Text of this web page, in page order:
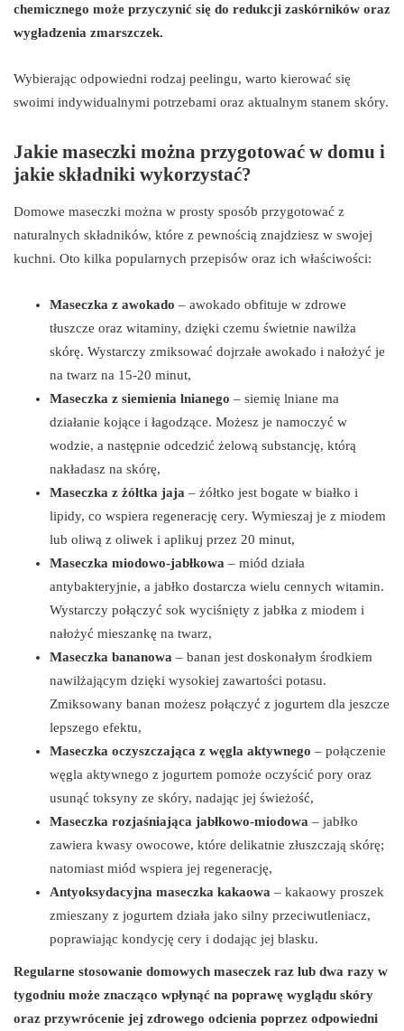
chemicznego może przyczynić się do redukcji zaskórników oraz
wygładzenia zmarszczek.
Wybierając odpowiedni rodzaj peelingu, warto kierować się
swoimi indywidualnymi potrzebami oraz aktualnym stanem skóry.
Jakie maseczki można przygotować w domu i
jakie składniki wykorzystać?
Domowe maseczki można w prosty sposób przygotować z
naturalnych składników, które z pewnością znajdziesz w swojej
kuchni. Oto kilka popularnych przepisów oraz ich właściwości:
Maseczka z awokado – awokado obfituje w zdrowe
tłuszcze oraz witaminy, dzięki czemu świetnie nawilża
skórę. Wystarczy zmiksować dojrzałe awokado i nałożyć je
na twarz na 15-20 minut,
Maseczka z siemienia lnianego – siemię lniane ma
działanie kojące i łagodzące. Możesz je namoczyć w
wodzie, a następnie odcedzić żelową substancję, którą
nakładasz na skórę,
Maseczka z żółtka jaja – żółtko jest bogate w białko i
lipidy, co wspiera regenerację cery. Wymieszaj je z miodem
lub oliwą z oliwek i aplikuj przez 20 minut,
Maseczka miodowo-jabłkowa – miód działa
antybakteryjnie, a jabłko dostarcza wielu cennych witamin.
Wystarczy połączyć sok wyciśnięty z jabłka z miodem i
nałożyć mieszankę na twarz,
Maseczka bananowa – banan jest doskonałym środkiem
nawilżającym dzięki wysokiej zawartości potasu.
Zmiksowany banan możesz połączyć z jogurtem dla jeszcze
lepszego efektu,
Maseczka oczyszczająca z węgla aktywnego – połączenie
węgla aktywnego z jogurtem pomoże oczyścić pory oraz
usunąć toksyny ze skóry, nadając jej świeżość,
Maseczka rozjaśniająca jabłkowo-miodowa – jabłko
zawiera kwasy owocowe, które delikatnie złuszczają skórę;
natomiast miód wspiera jej regenerację,
Antyoksydacyjna maseczka kakaowa – kakaowy proszek
zmieszany z jogurtem działa jako silny przeciwutleniacz,
poprawiając kondycję cery i dodając jej blasku.
Regularne stosowanie domowych maseczek raz lub dwa razy w
tygodniu może znacząco wpłynąć na poprawę wyglądu skóry
oraz przywrócenie jej zdrowego odcienia poprzez odpowiedni